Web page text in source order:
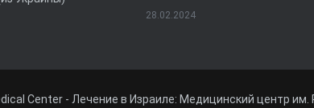
28.02.2024
Center - Лечение в Израиле: Медицинский центр им.